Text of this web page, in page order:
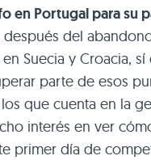
en Portugal para su
del
Suecia y Croacia, sí
parte de esos
que cuenta en la
interés en ver
primer día de